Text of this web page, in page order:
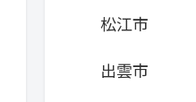
松江市
出雲市